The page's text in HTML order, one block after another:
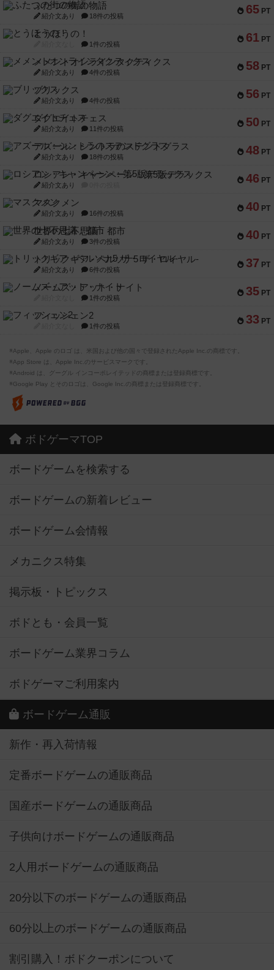
65 PT
ふたつの街の物語
紹介文あり 18件の投稿
61 PT
とうほうの！
1件の投稿
58 PT
メメントオンラインタクティクス
紹介文あり 4件の投稿
56 PT
ブリックス
紹介文あり 4件の投稿
50 PT
ダグエイトチェス
紹介文あり 11件の投稿
48 PT
アズール：シントラのステンドグラス
紹介文あり 18件の投稿
46 PT
ロシアン・キャンペーン：第5版デラックス
紹介文あり
40 PT
マスクメン
紹介文あり 16件の投稿
40 PT
世界の七不思議：都市
紹介文あり 3件の投稿
37 PT
トリックギア - ペルソナ5 ザ・ロイヤル-
紹介文あり 6件の投稿
35 PT
ノームズ・アット・ナイト
1件の投稿
33 PT
フィッシェン2
1件の投稿
※Apple、Apple のロゴ は、米国および他の国々で登録されたApple Inc.の商標です。
※App Store は、Apple Inc.のサービスマークです。
※Android は、グーグル インコーポレイテッドの商標または登録商標です。
※Google Play とそのロゴは、Google Inc.の商標または登録商標です。
ボドゲーマTOP
ボードゲームを検索する
ボードゲームの新着レビュー
ボードゲーム会情報
メカニクス特集
掲示板・トピックス
ボドとも・会員一覧
ボードゲーム業界コラム
ボドゲーマご利用案内
ボードゲーム通販
新作・再入荷情報
定番ボードゲームの通販商品
国産ボードゲームの通販商品
子供向けボードゲームの通販商品
2人用ボードゲームの通販商品
20分以下のボードゲームの通販商品
60分以上のボードゲームの通販商品
割引購入！ボドクーポンについて